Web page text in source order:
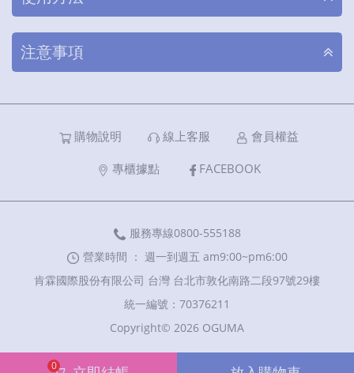
注意事項
購物說明 線上客服 會員權益
專櫃據點 FACEBOOK
服務專線0800-555188
營業時間 ： 週一到週五 am9:00~pm6:00
肯霖國際股份有限公司 台灣 台北市敦化南路二段97號29樓
統一編號：70376211
Copyright© 2026 OGUMA
0